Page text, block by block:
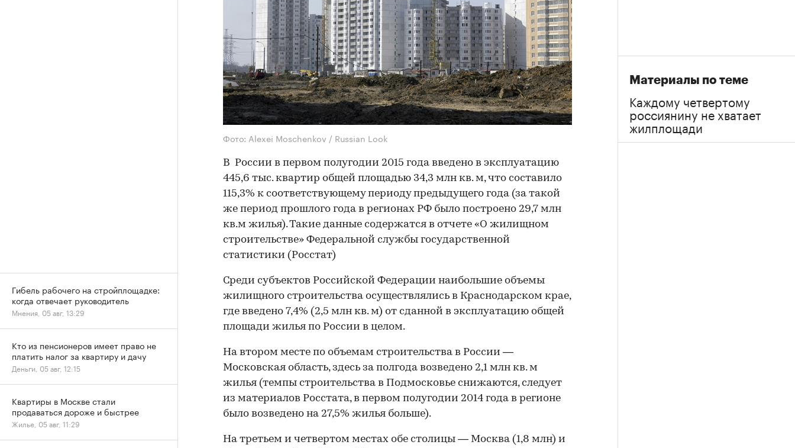
Фото: Alexei Moschenkov / Russian Look
В России в первом полугодии 2015 года введено в эксплуатацию
445,6 тыс. квартир общей площадью 34,3 млн кв. м, что составило
115,3% к соответствующему периоду предыдущего года (за такой
же период прошлого года в регионах РФ было построено 29,7 млн
кв.м жилья). Такие данные содержатся в отчете «О жилищном
строительстве» Федеральной службы государственной
статистики (Росстат)
Среди субъектов Российской Федерации наибольшие объемы
жилищного строительства осуществлялись в Краснодарском крае,
где введено 7,4% (2,5 млн кв. м) от сданной в эксплуатацию общей
площади жилья по России в целом.
На втором месте по объемам строительства в России —
Московская область, здесь за полгода возведено 2,1 млн кв. м
жилья (темпы строительства в Подмосковье снижаются, следует
из материалов Росстата, в первом полугодии 2014 года в регионе
было возведено на 27,5% жилья больше).
На третьем и четвертом местах обе столицы — Москва (1,8 млн) и
Материалы по теме
Каждому четвертому
россиянину не хватает
жилплощади
Гибель рабочего на стройплощадке:
когда отвечает руководитель
Мнения, 05 авг, 13:29
Кто из пенсионеров имеет право не
платить налог за квартиру и дачу
Деньги, 05 авг, 12:15
Квартиры в Москве стали
продаваться дороже и быстрее
Жилье, 05 авг, 11:29